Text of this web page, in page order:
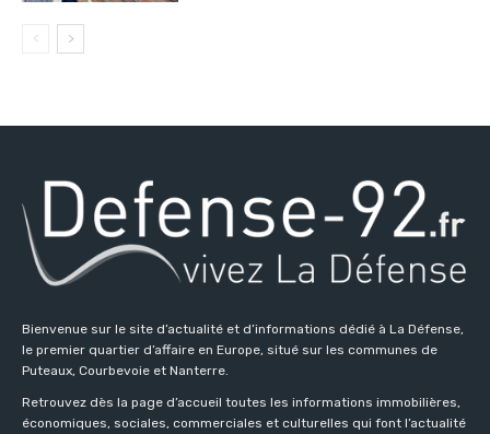
Bienvenue sur le site d’actualité et d’informations dédié à La Défense,
le premier quartier d’affaire en Europe, situé sur les communes de
Puteaux, Courbevoie et Nanterre.
Retrouvez dès la page d’accueil toutes les informations immobilières,
économiques, sociales, commerciales et culturelles qui font l’actualité